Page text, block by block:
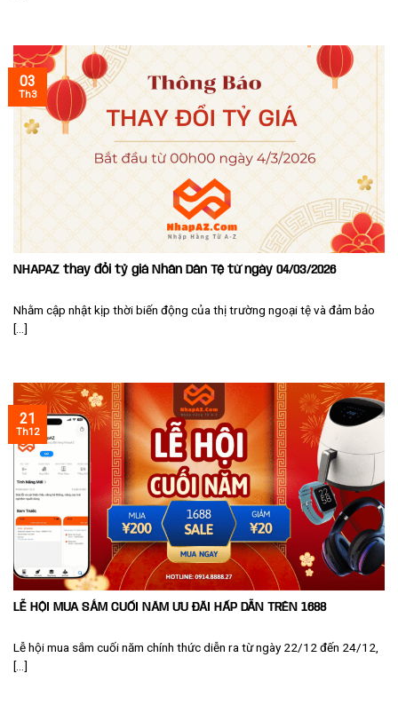
NHAPAZ thay đổi tỷ giá Nhân Dân Tệ từ ngày 04/03/2026
Nhằm cập nhật kịp thời biến động của thị trường ngoại tệ và đảm bảo
[...]
03
Th3
LỄ HỘI MUA SẮM CUỐI NĂM ƯU ĐÃI HẤP DẪN TRÊN 1688
Lễ hội mua sắm cuối năm chính thức diễn ra từ ngày 22/12 đến 24/12,
[...]
21
Th12